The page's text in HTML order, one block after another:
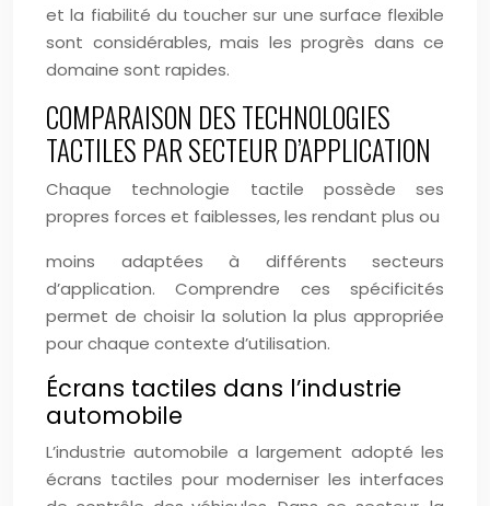
et la fiabilité du toucher sur une surface flexible
sont considérables, mais les progrès dans ce
domaine sont rapides.
COMPARAISON DES TECHNOLOGIES
TACTILES PAR SECTEUR D’APPLICATION
Chaque technologie tactile possède ses
propres forces et faiblesses, les rendant plus ou
moins adaptées à différents secteurs
d’application. Comprendre ces spécificités
permet de choisir la solution la plus appropriée
pour chaque contexte d’utilisation.
Écrans tactiles dans l’industrie
automobile
L’industrie automobile a largement adopté les
écrans tactiles pour moderniser les interfaces